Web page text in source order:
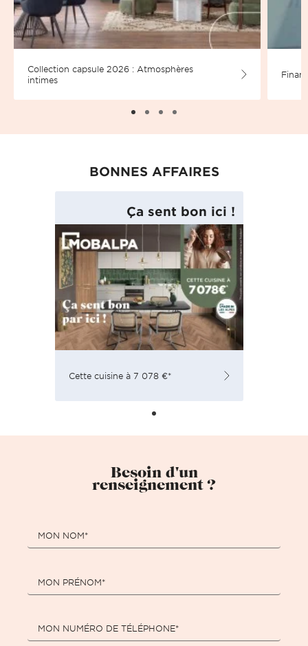
Collection capsule 2026 : Atmosphères
intimes
BONNES AFFAIRES
Ça sent bon ici !
Cette cuisine à 7 078 €*
Besoin d'un
renseignement ?
MON NOM*
MON PRÉNOM*
MON NUMÉRO DE TÉLÉPHONE*